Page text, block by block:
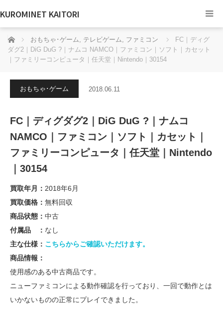
KUROMINET KAITORI
ホーム おもちゃ･ゲーム, テレビゲーム, ファミコン
FC｜ディグ
ダグ2｜DiG DuG ?｜ナムコ NAMCO｜ファミコン｜ソフト｜カセット
｜ファミリーコンピュータ｜任天堂｜Nintendo｜30154
おもちゃ･ゲーム 2018.06.11
FC｜ディグダグ2｜DiG DuG ?｜ナムコ
NAMCO｜ファミコン｜ソフト｜カセット｜
ファミリーコンピュータ｜任天堂｜Nintendo
｜30154
買取年月： 2018年6月
買取価格： 無料回収
商品状態： 中古
付属品 ： なし
主な仕様： こちらからご確認いただけます。
商品情報：
使用感のある中古商品です。
ニューファミコンによる動作確認を行っており、一回で動作とは
いかないものの正常にプレイできました。